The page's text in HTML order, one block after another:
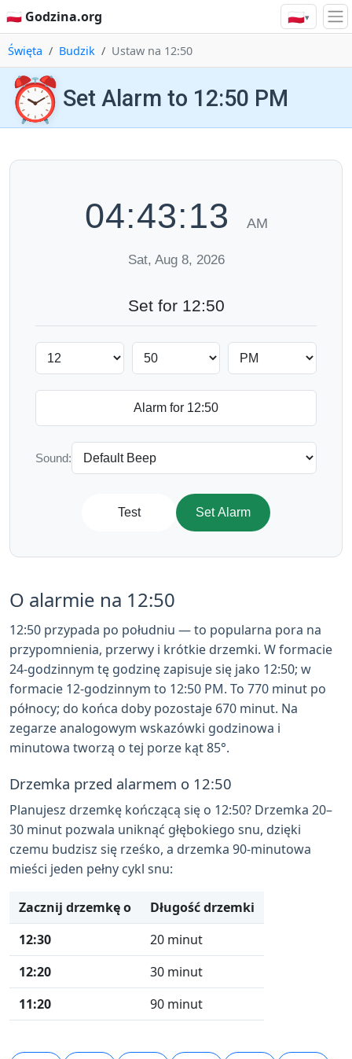
🇵🇱 Godzina.org 🇵🇱▾
Święta Budzik Ustaw na 12:50
⏰ Set Alarm to 12:50 PM
04:43:14 AM
Sat, Aug 8, 2026
Set for 12:50
Sound:
Test Set Alarm
O alarmie na 12:50
12:50 przypada po południu — to popularna pora na
przypomnienia, przerwy i krótkie drzemki. W formacie
24-godzinnym tę godzinę zapisuje się jako 12:50; w
formacie 12-godzinnym to 12:50 PM. To 770 minut po
północy; do końca doby pozostaje 670 minut. Na
zegarze analogowym wskazówki godzinowa i
minutowa tworzą o tej porze kąt 85°.
Drzemka przed alarmem o 12:50
Planujesz drzemkę kończącą się o 12:50? Drzemka 20–
30 minut pozwala uniknąć głębokiego snu, dzięki
czemu budzisz się rześko, a drzemka 90-minutowa
mieści jeden pełny cykl snu:
Zacznij drzemkę o
Długość drzemki
12:30
20 minut
12:20
30 minut
11:20
90 minut